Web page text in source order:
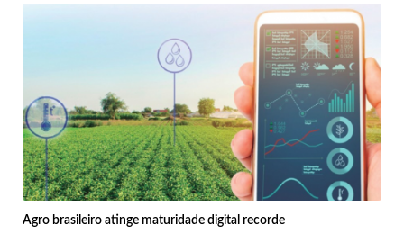
Agro brasileiro atinge maturidade digital recorde